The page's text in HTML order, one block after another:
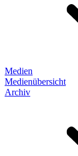
Medien
Medienübersicht
Archiv